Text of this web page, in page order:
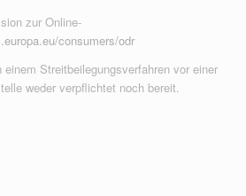
zur Online-
consumers/odr
Streitbeilegungsverfahren vor einer
weder verpflichtet noch bereit.